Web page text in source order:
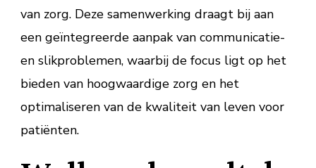
van zorg. Deze samenwerking draagt bij aan
een geïntegreerde aanpak van communicatie-
en slikproblemen, waarbij de focus ligt op het
bieden van hoogwaardige zorg en het
optimaliseren van de kwaliteit van leven voor
patiënten.